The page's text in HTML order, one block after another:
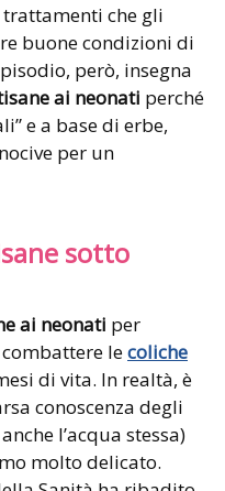
che gli
buone condizioni di
però, insegna
ai neonati perché
e a base di erbe,
per un
sotto
ai neonati per
lecoliche
di vita. In realtà, è
conoscenza degli
l’acqua stessa)
molto delicato.